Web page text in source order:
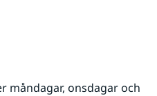
måndagar, onsdagar och